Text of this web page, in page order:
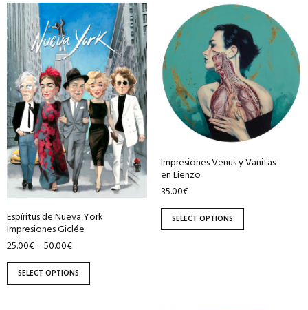
Espíritus de Nueva York
Impresiones Giclée
25.00€–50.00€
SELECT OPTIONS
This
product
has
multiple
variants.
The
options
may
be
chosen
on
the
product
page
Impresiones Venus y Vanitas
en Lienzo
35.00€
SELECT OPTIONS
product
has
multiple
variants.
The
options
chosen
on
the
product
page